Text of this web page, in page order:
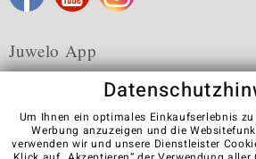
Juwelo App
Karriere AGB Datenschutz
Um Ihnen ein optimales Einkaufserlebnis
Werbung anzuzeigen und die
verwenden wir und unsere Dienstleister